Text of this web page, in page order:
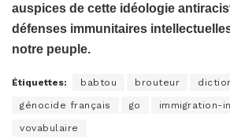
auspices de cette idéologie
défenses immunitaires
notre peuple.
Étiquettes: babtou brouteur
génocide français go immigration-
vovabulaire